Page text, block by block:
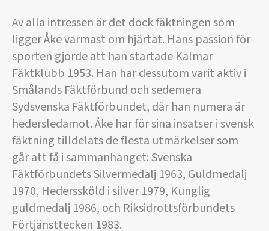
Av alla intressen är det dock fäktningen som
ligger Åke varmast om hjärtat. Hans passion för
sporten gjorde att han startade Kalmar
Fäktklubb 1953. Han har dessutom varit aktiv i
Smålands Fäktförbund och sedemera
Sydsvenska Fäktförbundet, där han numera är
hedersledamot. Åke har för sina insatser i svensk
fäktning tilldelats de flesta utmärkelser som
går att få i sammanhanget: Svenska
Fäktförbundets Silvermedalj 1963, Guldmedalj
1970, Hederssköld i silver 1979, Kunglig
guldmedalj 1986, och Riksidrottsförbundets
Förtjänsttecken 1983.